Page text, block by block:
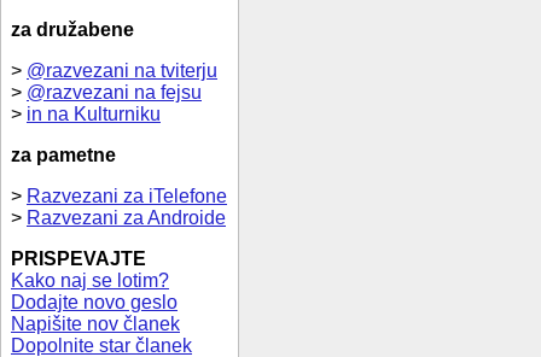
za družabene
> @razvezani na tviterju
> @razvezani na fejsu
> in na Kulturniku
za pametne
> Razvezani za iTelefone
> Razvezani za Androide
PRISPEVAJTE
Kako naj se lotim?
Dodajte novo geslo
Napišite nov članek
Dopolnite star članek